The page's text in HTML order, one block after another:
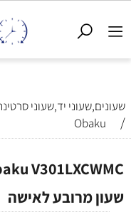
שעונים,שעוני יד,שעוני
/
Obaku
שעון מרובע לאישה